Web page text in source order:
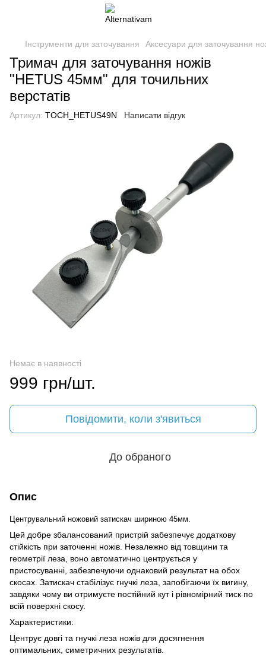
Інструменти для заточування Аксесуари для заточування
Тримач для заточування ножів
"HETUS 45мм" для точильних
верстатів
Артикул: TOCH_HETUS49N Написати відгук
Немає в наявності
999 грн/шт.
Повідомити, коли з'явиться
До обраного
Опис
Центрувальний ножовий затискач шириною 45мм.
Цей добре збалансований пристрій забезпечує додаткову
стійкість при заточенні ножів. Незалежно від товщини та
геометрії леза, воно автоматично центрується у
пристосуванні, забезпечуючи однаковий результат на обох
скосах. Затискач стабілізує гнучкі леза, запобігаючи їх вигину,
завдяки чому ви отримуєте постійний кут і рівномірний тиск по
всій поверхні скосу.
Характеристики:
Центрує довгі та гнучкі леза ножів для досягнення
оптимальних, симетричних результатів.